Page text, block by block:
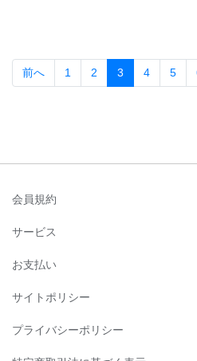
前へ 1 2 3 (current)
4 5
会員規約
サービス
お支払い
サイトポリシー
プライバシーポリシー